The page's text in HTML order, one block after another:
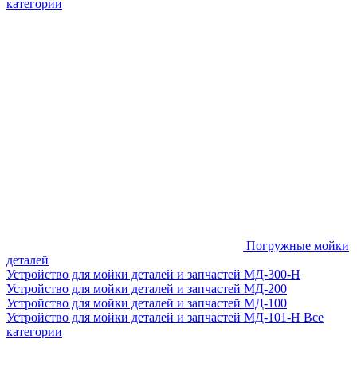
категории
Погружные мойки
деталей
Устройство для мойки деталей и запчастей МД-300-H
Устройство для мойки деталей и запчастей МД-200
Устройство для мойки деталей и запчастей МД-100
Устройство для мойки деталей и запчастей МД-101-Н Все
категории